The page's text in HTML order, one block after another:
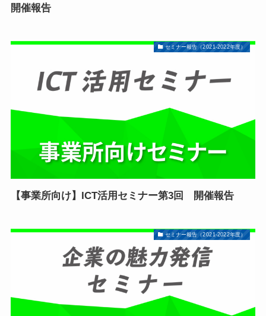
開催報告
セミナー報告（2021-2022年度）
【事業所向け】ICT活用セミナー第3回 開催報告
セミナー報告（2021-2022年度）